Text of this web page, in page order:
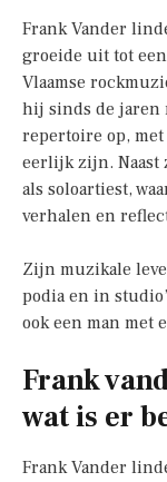
Frank Vander
groeide uit tot
Vlaamse
hij sinds de jaren
repertoire op,
eerlijk zijn. Naast
als soloartiest,
verhalen en
Zijn muzikale
podia en in
ook een man met
Frank
wat is er
Frank Vander